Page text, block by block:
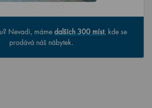
Nevadí, máme dalších 300 míst, kde se
prodává náš nábytek.